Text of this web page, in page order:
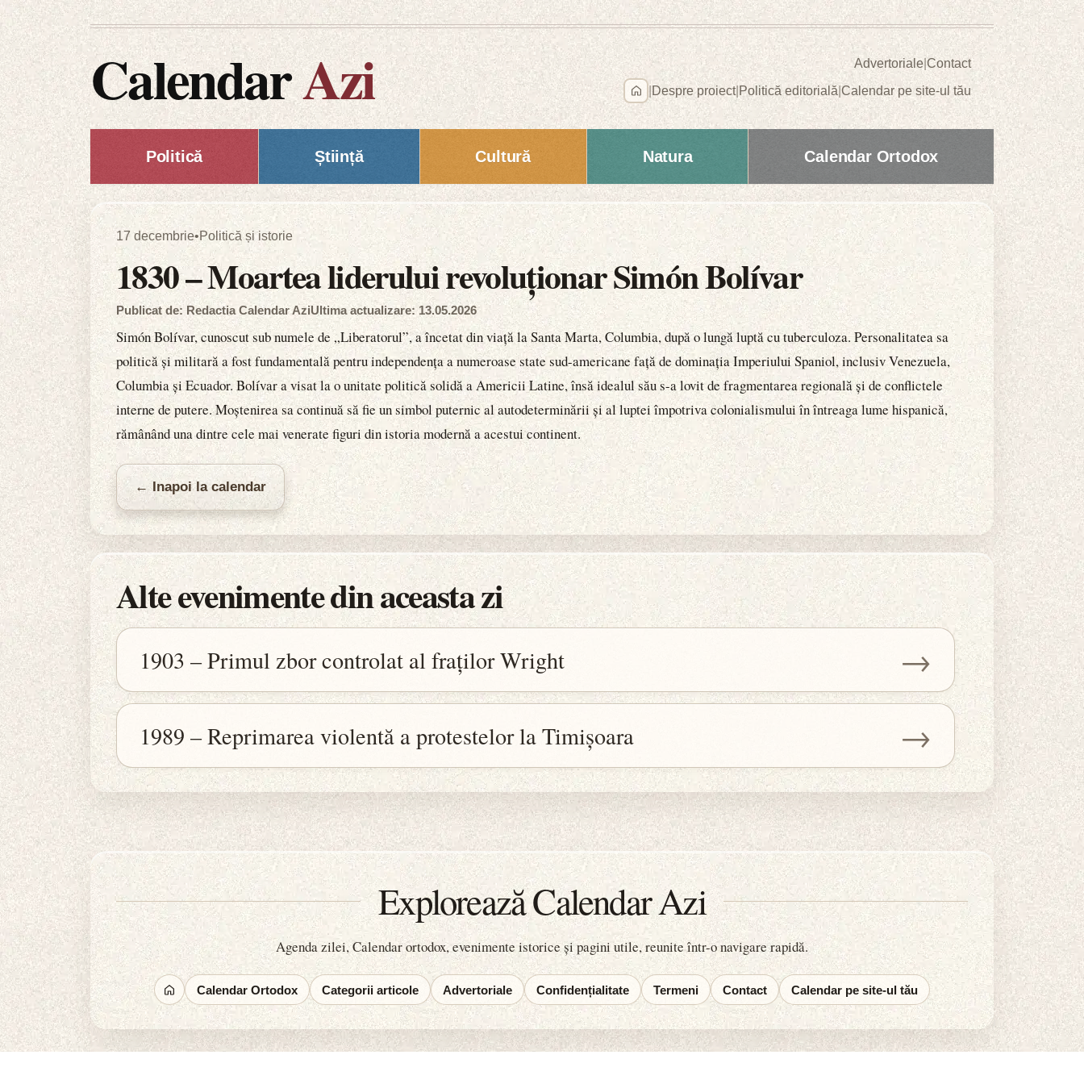
CalendarAzi Advertoriale|Contact
Despre proiect| Politică editorială|Calendar pe site-ul tău
Politică Știință Cultură Natura Calendar Ortodox
17 decembrie•Politică și istorie
1830 – Moartea liderului revoluționar Simón Bolívar
Publicat de: Redactia Calendar AziUltima actualizare: 13.05.2026
Simón Bolívar, cunoscut sub numele de „Liberatorul”, a încetat din viață la Santa Marta, Columbia, după o lungă luptă cu tuberculoza. Personalitatea sa
politică și militară a fost fundamentală pentru independența a numeroase state sud-americane față de dominația Imperiului Spaniol, inclusiv Venezuela,
Columbia și Ecuador. Bolívar a visat la o unitate politică solidă a Americii Latine, însă idealul său s-a lovit de fragmentarea regională și de conflictele
interne de putere. Moștenirea sa continuă să fie un simbol puternic al autodeterminării și al luptei împotriva colonialismului în întreaga lume hispanică,
rămânând una dintre cele mai venerate figuri din istoria modernă a acestui continent.
← Inapoi la calendar
Alte evenimente din aceasta zi
1903 – Primul zbor controlat al fraților Wright →
1989 – Reprimarea violentă a protestelor la Timișoara →
Explorează Calendar Azi
Agenda zilei, Calendar ortodox, evenimente istorice și pagini utile, reunite într-o navigare rapidă.
Calendar Ortodox Categorii articole Advertoriale Confidențialitate Termeni Contact Calendar pe site-ul tău